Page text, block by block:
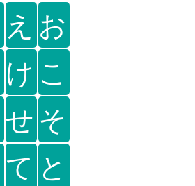
え お
け こ
せ そ
て と